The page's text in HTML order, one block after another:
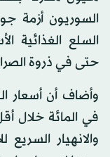
السوريون أزمة
السلع الغذائية
حتى في ذروة
في المائة خلال
والانهيار